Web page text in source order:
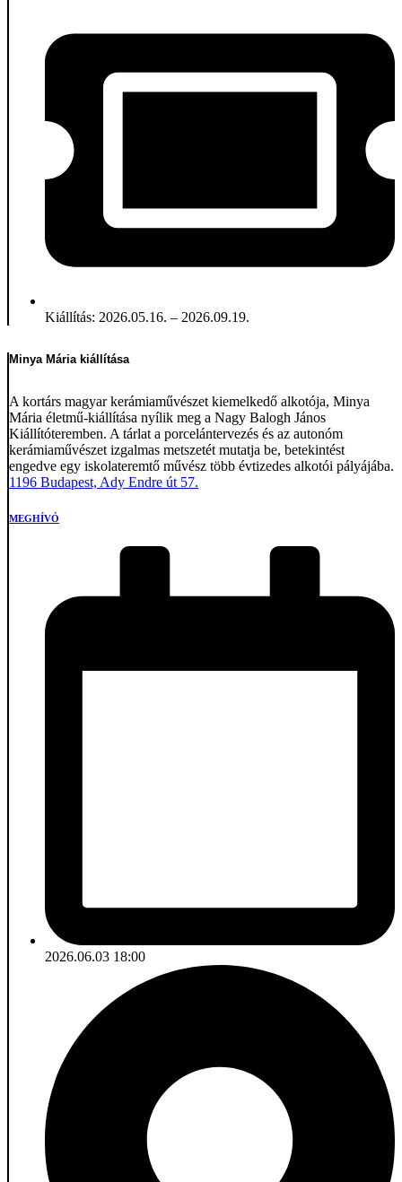
Kiállítás: 2026.05.16. – 2026.09.19.
Minya Mária kiállítása
A kortárs magyar kerámiaművészet kiemelkedő alkotója, Minya
Mária életmű-kiállítása nyílik meg a Nagy Balogh János
Kiállítóteremben. A tárlat a porcelántervezés és az autonóm
kerámiaművészet izgalmas metszetét mutatja be, betekintést
engedve egy iskolateremtő művész több évtizedes alkotói pályájába.
1196 Budapest, Ady Endre út 57.
MEGHÍVÓ
2026.06.03 18:00